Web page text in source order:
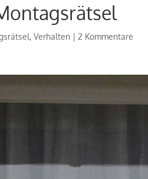
,Verhalten |2 Kommentare